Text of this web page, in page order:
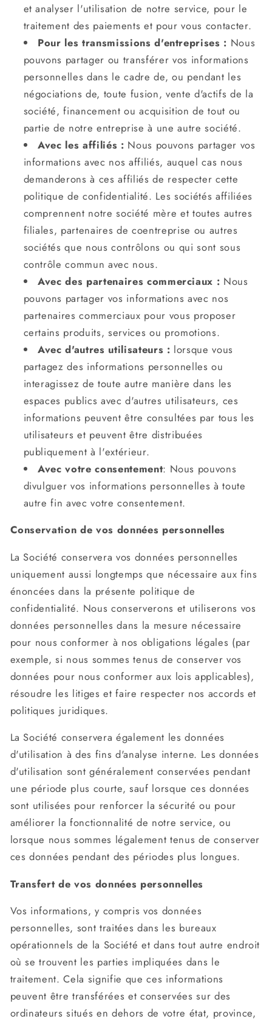
et analyser l'utilisation de notre service, pour le
traitement des paiements et pour vous contacter.
Pour les transmissions d'entreprises : Nous
pouvons partager ou transférer vos informations
personnelles dans le cadre de, ou pendant les
négociations de, toute fusion, vente d'actifs de la
société, financement ou acquisition de tout ou
partie de notre entreprise à une autre société.
Avec les affiliés : Nous pouvons partager vos
informations avec nos affiliés, auquel cas nous
demanderons à ces affiliés de respecter cette
politique de confidentialité. Les sociétés affiliées
comprennent notre société mère et toutes autres
filiales, partenaires de coentreprise ou autres
sociétés que nous contrôlons ou qui sont sous
contrôle commun avec nous.
Avec des partenaires commerciaux : Nous
pouvons partager vos informations avec nos
partenaires commerciaux pour vous proposer
certains produits, services ou promotions.
Avec d'autres utilisateurs : lorsque vous
partagez des informations personnelles ou
interagissez de toute autre manière dans les
espaces publics avec d'autres utilisateurs, ces
informations peuvent être consultées par tous les
utilisateurs et peuvent être distribuées
publiquement à l'extérieur.
Avec votre consentement: Nous pouvons
divulguer vos informations personnelles à toute
autre fin avec votre consentement.
Conservation de vos données personnelles
La Société conservera vos données personnelles
uniquement aussi longtemps que nécessaire aux fins
énoncées dans la présente politique de
confidentialité. Nous conserverons et utiliserons vos
données personnelles dans la mesure nécessaire
pour nous conformer à nos obligations légales (par
exemple, si nous sommes tenus de conserver vos
données pour nous conformer aux lois applicables),
résoudre les litiges et faire respecter nos accords et
politiques juridiques.
La Société conservera également les données
d'utilisation à des fins d'analyse interne. Les données
d'utilisation sont généralement conservées pendant
une période plus courte, sauf lorsque ces données
sont utilisées pour renforcer la sécurité ou pour
améliorer la fonctionnalité de notre service, ou
lorsque nous sommes légalement tenus de conserver
ces données pendant des périodes plus longues.
Transfert de vos données personnelles
Vos informations, y compris vos données
personnelles, sont traitées dans les bureaux
opérationnels de la Société et dans tout autre endroit
où se trouvent les parties impliquées dans le
traitement. Cela signifie que ces informations
peuvent être transférées et conservées sur des
ordinateurs situés en dehors de votre état, province,